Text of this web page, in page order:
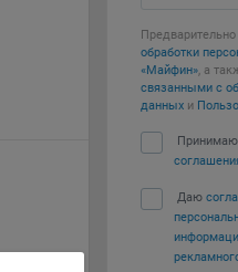
обработки
«Майфин», а
связанными с
данных и
Принимаю
Даю